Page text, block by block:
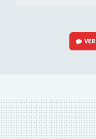
VER